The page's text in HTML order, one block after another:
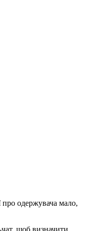
про одержувача мало,
чат, щоб визначити